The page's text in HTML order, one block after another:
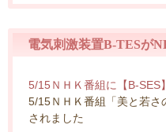
電気刺激装置B-TESが
5/15ＮＨＫ番組に【B-SES
5/15ＮＨＫ番組「美と若さ
されました